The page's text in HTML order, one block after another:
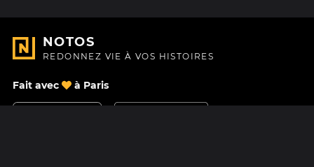
NOTOS
REDONNEZ VIE À VOS HISTOIRES
Fait avec à Paris